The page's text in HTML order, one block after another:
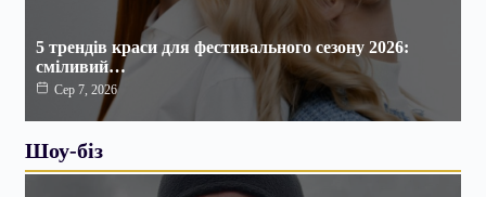
5 трендів краси для фестивального сезону 2026:
сміливий…
Сер 7, 2026
Шоу-біз